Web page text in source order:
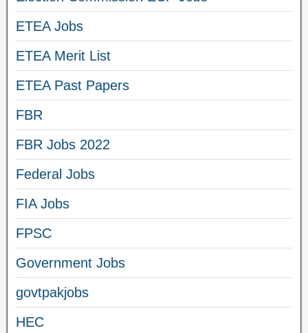
ETEA Jobs
ETEA Merit List
ETEA Past Papers
FBR
FBR Jobs 2022
Federal Jobs
FIA Jobs
FPSC
Government Jobs
govtpakjobs
HEC